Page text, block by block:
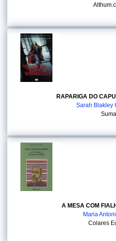
RAPARIGA DO
Sarah Blakley
Suma
A MESA COM
Maria
Colares